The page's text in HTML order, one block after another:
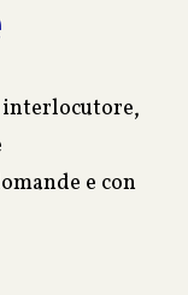
interlocutore,
e con